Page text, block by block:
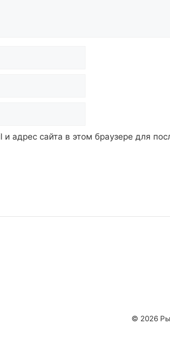
и адрес сайта в этом браузере для
© 2026